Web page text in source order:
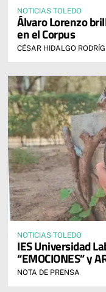
NOTICIAS TOLEDO
Álvaro Lorenzo
en el Corpus
CÉSAR HIDALGO
NOTICIAS TOLEDO
IES Universidad
“EMOCIONES” y
NOTA DE PRENSA